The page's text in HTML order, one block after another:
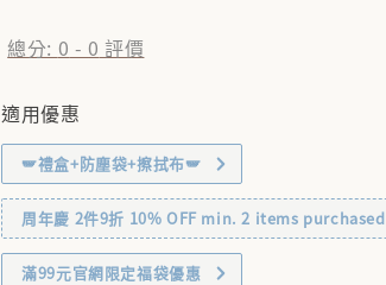
總分: 0 - 0 評價
適用優惠
🪽禮盒+防塵袋+擦拭布🪽
周年慶 2件9折 10% OFF min. 2 items purchased
滿99元官網限定福袋優惠